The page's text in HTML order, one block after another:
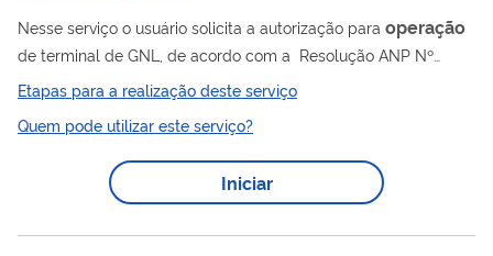
Nesse serviço o usuário solicita a autorização para operação
de terminal de GNL, de acordo com a Resolução ANP Nº
52/2015 e Resolução ANP Nº 50/2011 e Resolução Conjunta
ANP/INMETRO Nº 1 DE 10/06/2013 Para utilizar esse serviço
você deve ter um cadastro como usuário externo do SEI-ANP.
Para mais informações acesse o serviço " Solicitar cadastro
como usuário externo no SEI-ANP ".
Etapas para a realização deste serviço
Quem pode utilizar este serviço?
Iniciar